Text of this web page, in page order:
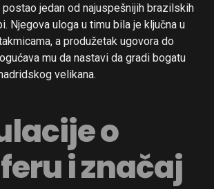
postao jedan od najuspešnijih brazilskih
Njegova uloga u timu bila je ključna u
a produžetak ugovora do
mu da nastavi da gradi bogatu
velikana.
o
i značaj